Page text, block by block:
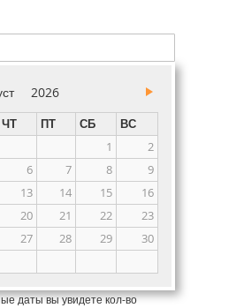
2026
ЧТ ПТ СБ
ВС
1
2
6 7 8
9
13 14 15
16
20 21 22
23
27 28 29
30
даты вы увидете кол-во